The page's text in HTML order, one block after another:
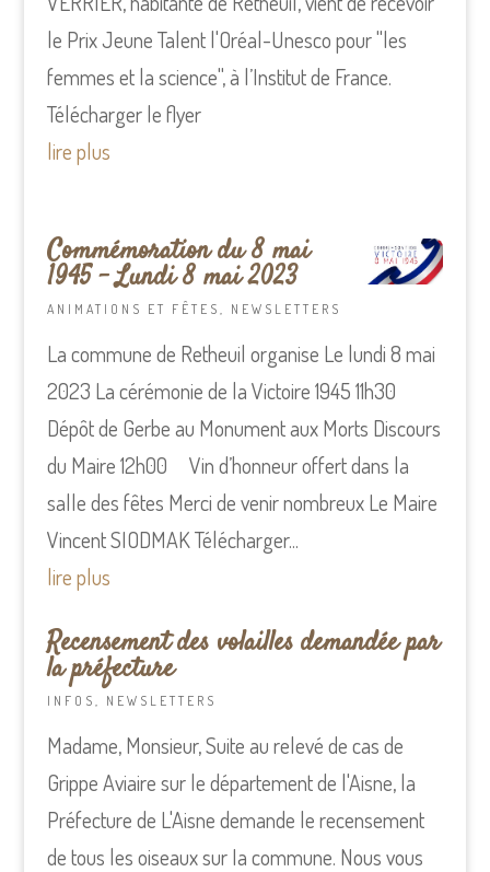
le Prix Jeune Talent l'Oréal-Unesco pour "les
femmes et la science", à l’Institut de France.
Télécharger le flyer
lire plus
Commémoration du 8 mai
1945 – Lundi 8 mai 2023
ANIMATIONS ET FÊTES , NEWSLETTERS
La commune de Retheuil organise Le lundi 8 mai
2023 La cérémonie de la Victoire 1945 11h30
Dépôt de Gerbe au Monument aux Morts Discours
du Maire 12h00 Vin d’honneur offert dans la
salle des fêtes Merci de venir nombreux Le Maire
Vincent SIODMAK Télécharger...
lire plus
Recensement des volailles demandée par
la préfecture
INFOS , NEWSLETTERS
Madame, Monsieur, Suite au relevé de cas de
Grippe Aviaire sur le département de l'Aisne, la
Préfecture de L'Aisne demande le recensement
de tous les oiseaux sur Ia commune. Nous vous